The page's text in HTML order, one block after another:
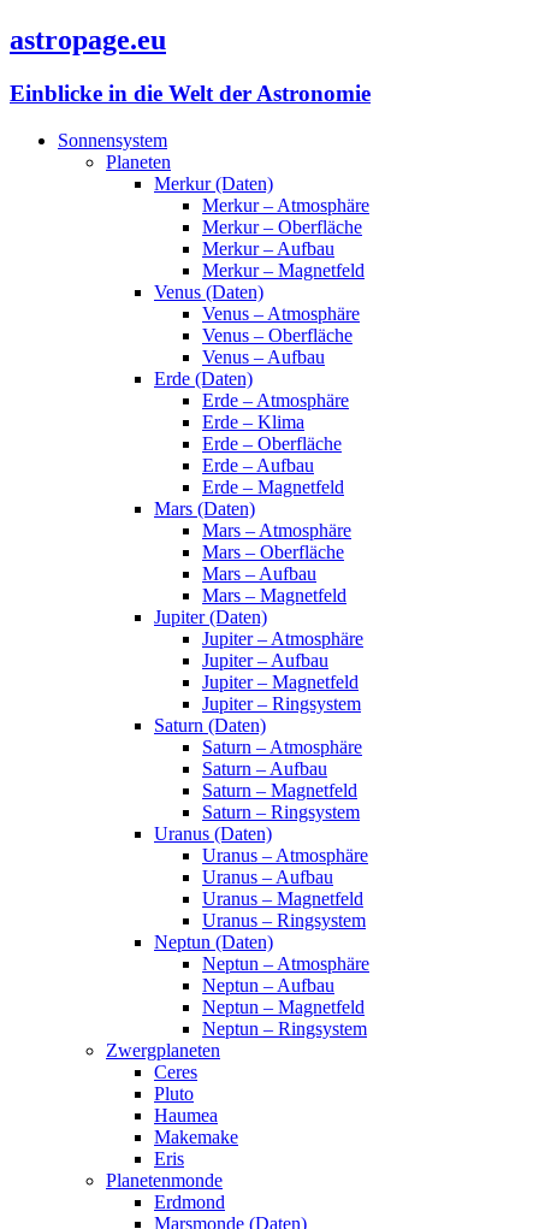
astropage.eu
Einblicke in die Welt der Astronomie
Sonnensystem
Planeten
Merkur (Daten)
Merkur – Atmosphäre
Merkur – Oberfläche
Merkur – Aufbau
Merkur – Magnetfeld
Venus (Daten)
Venus – Atmosphäre
Venus – Oberfläche
Venus – Aufbau
Erde (Daten)
Erde – Atmosphäre
Erde – Klima
Erde – Oberfläche
Erde – Aufbau
Erde – Magnetfeld
Mars (Daten)
Mars – Atmosphäre
Mars – Oberfläche
Mars – Aufbau
Mars – Magnetfeld
Jupiter (Daten)
Jupiter – Atmosphäre
Jupiter – Aufbau
Jupiter – Magnetfeld
Jupiter – Ringsystem
Saturn (Daten)
Saturn – Atmosphäre
Saturn – Aufbau
Saturn – Magnetfeld
Saturn – Ringsystem
Uranus (Daten)
Uranus – Atmosphäre
Uranus – Aufbau
Uranus – Magnetfeld
Uranus – Ringsystem
Neptun (Daten)
Neptun – Atmosphäre
Neptun – Aufbau
Neptun – Magnetfeld
Neptun – Ringsystem
Zwergplaneten
Ceres
Pluto
Haumea
Makemake
Eris
Planetenmonde
Erdmond
Marsmonde (Daten)